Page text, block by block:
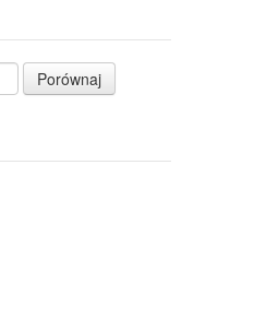
Porównaj